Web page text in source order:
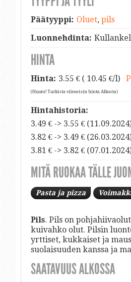
Päätyyppi: Oluet, pils
Luonnehdinta:
HINTA
Hinta: 3.55 € ( 10.45 €/l)
(Huom! Tarkista viimeisin hinta Alkosta)
Hintahistoria:
3.49 € -> 3.55 €
3.82 € -> 3.49 €
3.81 € -> 3.82 €
MITÄ RUOKAA TÄLLE
Pasta ja pizza
Pils. Pils on
kuivahko olut. Pilsin
yrttiset, kukkaiset ja
suolaisuuden kanssa ja
SAATAVUUS ALKOSSA